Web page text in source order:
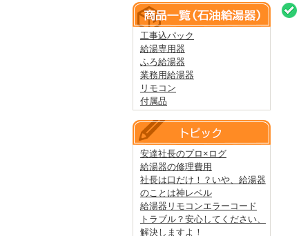
工事込パック
給湯専用器
ふろ給湯器
業務用給湯器
リモコン
付属品
安達社長のプロ×ログ
給湯器の修理費用
社長は口だけ！？いや、給湯器
のことは神レベル
給湯器リモコンエラーコード
トラブル？安心してください、
解決しますよ！